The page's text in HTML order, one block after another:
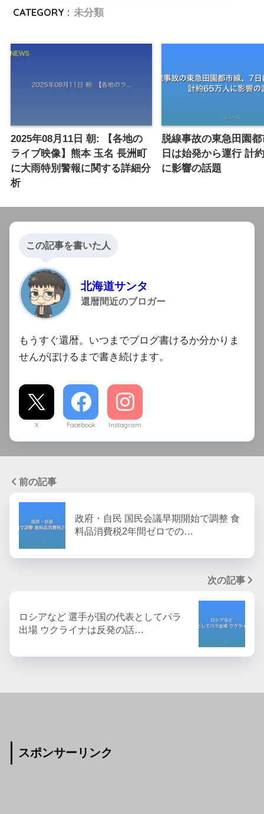
CATEGORY : 未分類
2025年08月11日 朝: 【各地の
ライブ映像】熊本 玉名 長洲町
に大雨特別警報に関する詳細分
析
脱線事故の東急田園
日は始発から運行 計
に影響の話題
この記事を書いた人
北海道サンタ
還暦間近のブロガー
もうすぐ還暦。いつまでブログ書けるか分かりま
せんがぼけるまで書き続けます。
X Facebook Instagram
前の記事
政府・自民 国民会議早期開始で調整 食
料品消費税2年間ゼロでの…
次の記事
ロシアなど 選手が国の代表としてパラ
出場 ウクライナは反発の話…
スポンサーリンク